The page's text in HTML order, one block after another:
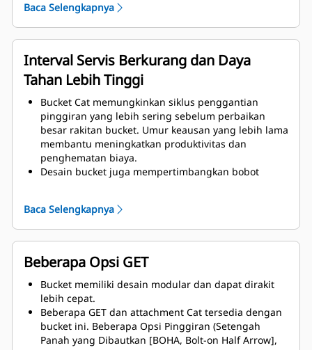
peningkatan rigiditas pada rakitan bucket, sehingga
membantu pemasangan dan pelepasan pinggiran.
Material dengan grade lebih tinggi digunakan
untuk komponen rakitan bucket.
Baca Selengkapnya
Interval Servis Berkurang dan Daya
Tahan Lebih Tinggi
Bucket Cat memungkinkan siklus penggantian
pinggiran yang lebih sering sebelum perbaikan
besar rakitan bucket. Umur keausan yang lebih lama
membantu meningkatkan produktivitas dan
penghematan biaya.
Desain bucket juga mempertimbangkan bobot
peningkatan kinerja alat berat secara keseluruhan.
GET Cat juga menawarkan keuntungan yang sangat
kompetitif.
Baca Selengkapnya
Beberapa Opsi GET
Bucket memiliki desain modular dan dapat dirakit
lebih cepat.
Beberapa GET dan attachment Cat tersedia dengan
bucket ini. Beberapa Opsi Pinggiran (Setengah
Panah yang Dibautkan [BOHA, Bolt-on Half Arrow],